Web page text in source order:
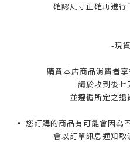
確認尺寸正確再進行
-現
購買本店商品消費者
請於收到後七
並遵循所定之
▪️ 您訂購的商品有可能會因為
會以訂單訊息通知